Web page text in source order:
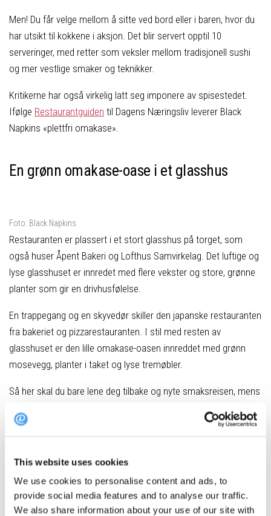
This website uses cookies
We use cookies to personalise content and ads, to
provide social media features and to analyse our traffic.
We also share information about your use of our site with
Men! Du får velge mellom å sitte ved bord eller i baren, hvor du
har utsikt til kokkene i aksjon. Det blir servert opptil 10
serveringer, med retter som veksler mellom tradisjonell sushi
og mer vestlige smaker og teknikker.
Kritikerne har også virkelig latt seg imponere av spisestedet.
Ifølge Restaurantguiden til Dagens Næringsliv leverer Black
Napkins «plettfri omakase».
En grønn omakase-oase i et glasshus
Foto: Black Napkins
Restauranten er plassert i et stort glasshus på torget, som
også huser Åpent Bakeri og Lofthus Samvirkelag. Det luftige og
lyse glasshuset er innredet med flere vekster og store, grønne
planter som gir en drivhusfølelse.
En trappegang og en skyvedør skiller den japanske restauranten
fra bakeriet og pizzarestauranten. I stil med resten av
glasshuset er den lille omakase-oasen innreddet med grønn
mosevegg, planter i taket og lyse tremøbler.
Så her skal du bare lene deg tilbake og nyte smaksreisen, mens
Foto: Black Napkins